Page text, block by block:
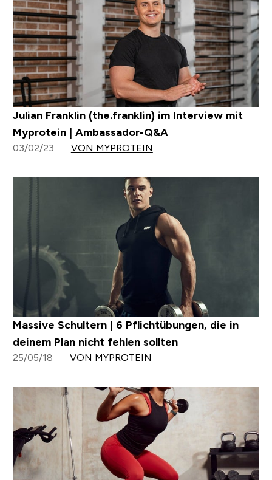
Julian Franklin (the.franklin) im Interview mit
Myprotein | Ambassador-Q&A
03/02/23 VON MYPROTEIN
Massive Schultern | 6 Pflichtübungen, die in
deinem Plan nicht fehlen sollten
25/05/18 VON MYPROTEIN